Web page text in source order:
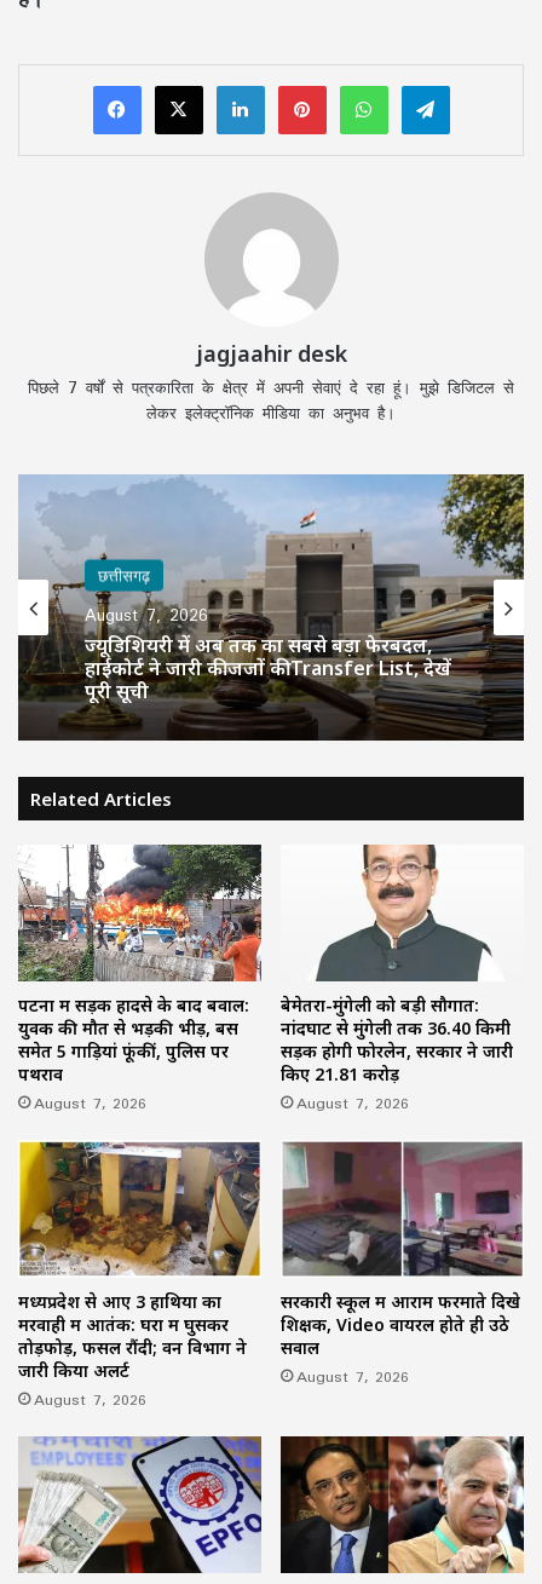
LinkedInPinterestWhatsAppTelegram
jagjaahir desk
पिछले 7 वर्षों से पत्रकारिता के क्षेत्र में अपनी सेवाएं दे रहा हूं। मुझे डिजिटल से
लेकर इलेक्ट्रॉनिक मीडिया का अनुभव है।
छत्तीसगढ़
August 7, 2026
ज्यूडिशियरी में अब तक का सबसे बड़ा फेरबदल,
हाईकोर्ट ने जारी की जजों की Transfer List, देखें
पूरी सूची
Related Articles
पटना में सड़क हादसे के बाद बवाल:
युवक की मौत से भड़की भीड़, बस
समेत 5 गाड़ियां फूंकीं, पुलिस पर
पथराव
August 7, 2026
बेमेतरा-मुंगेली को बड़ी सौगात:
नांदघाट से मुंगेली तक 36.40 किमी
सड़क होगी फोरलेन, सरकार ने जारी
किए 21.81 करोड़
August 7, 2026
मध्यप्रदेश से आए 3 हाथियों का
मरवाही में आतंक: घरों में घुसकर
तोड़फोड़, फसलें रौंदी; वन विभाग ने
जारी किया अलर्ट
August 7, 2026
सरकारी स्कूल में आराम फरमाते दिखे
शिक्षक, Video वायरल होते ही उठे
सवाल
August 7, 2026